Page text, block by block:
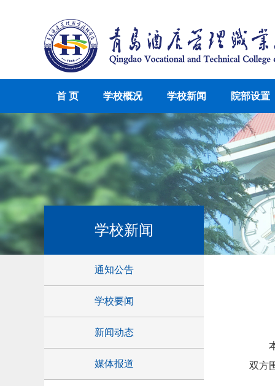
首 页 学校概况 学校新闻 院部设置
学校新闻
通知公告
学校要闻
新闻动态
媒体报道
双方